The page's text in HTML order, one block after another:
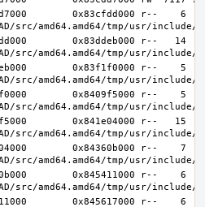
0x83cfdd000 r--    6
0x83ddeb000 r--   14
0x83f1f0000 r--    5
0x8409f5000 r--    5
0x841e04000 r--   15
0x84360b000 r--    7
0x845411000 r--    6
0x845617000 r--    6